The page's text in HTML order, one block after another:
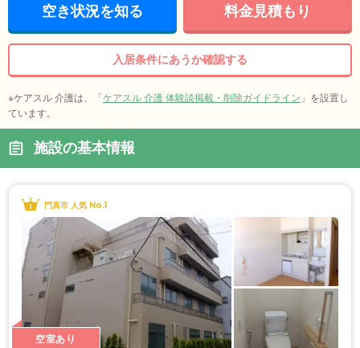
空き状況を知る 料金見積もり
入居条件にあうか確認する
※ケアスル 介護は、「ケアスル 介護 体験談掲載・削除ガイドライン 」を設置し
ています。
施設の基本情報
門真市 人気 No.1
空室あり